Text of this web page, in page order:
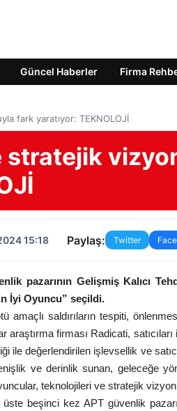
Güncel Haberler Firma
fark yaratıyor: TEKNOLOJİ
stratejik
15:18 Paylaş: Twitter
pazarının Gelişmiş Kalıcı
İyi Oyuncu” seçildi.
amaçlı saldırıların tespiti,
araştırma firması Radicati,
ile değerlendirilen işlevsellik ve
ve derinlik sunan, geleceğe
teknolojileri ve stratejik
üste beşinci kez APT güvenlik